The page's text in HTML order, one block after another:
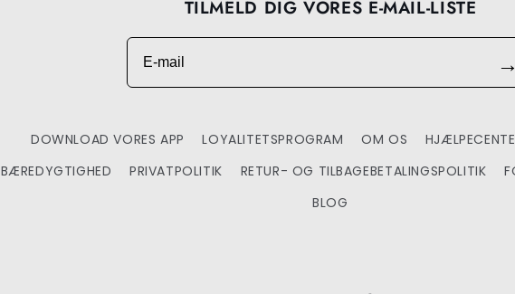
TILMELD DIG VORES E-MAIL-LISTE
E-mail
→
DOWNLOAD VORES APP LOYALITETSPROGRAM OM OS
BÆREDYGTIGHED
PRIVATPOLITIK RETUR- OG TILBAGEBETALINGSPOLITIK
BLOG